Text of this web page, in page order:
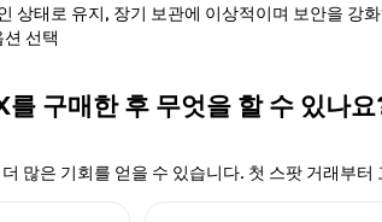
상태로 유지, 장기 보관에 이상적이며 보안을 강
선택
구매한 후 무엇을 할 수 있나요
많은 기회를 얻을 수 있습니다. 첫 스팟 거래부